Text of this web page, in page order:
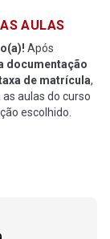
Física
AULAS
Após
documentação
de matrícula,
as aulas do curso
escolhido.